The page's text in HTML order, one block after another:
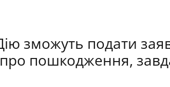
зможуть подати
про пошкодження,